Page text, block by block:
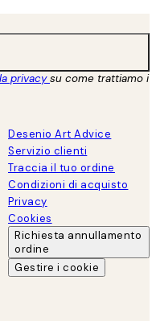
privacysu come trattiamo i
Desenio Art Advice
Servizio clienti
Traccia il tuo ordine
Condizioni di acquisto
Privacy
Cookies
Richiesta annullamento
ordine
Gestire i cookie